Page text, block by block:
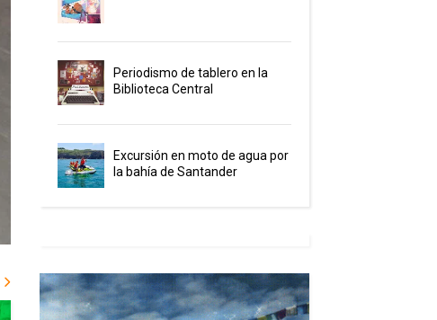
Diez sorprendentes
Periodismo de tablero en la
Biblioteca Central
Excursión en moto de agua por
la bahía de Santander